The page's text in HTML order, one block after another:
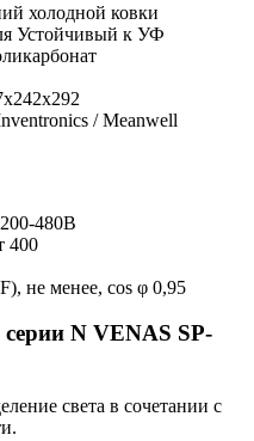
холодной ковки
Устойчивый к УФ
/ Meanwell
480В
400
не менее, cos φ 0,95
N VENAS SP-
света в сочетании с